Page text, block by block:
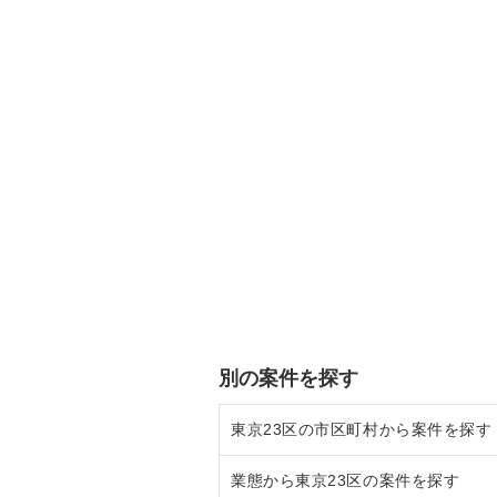
別の案件を探す
東京23区の市区町村から案件を探す
目黒区の飲食店の居抜き売却物件
業態から東京23区の案件を探す